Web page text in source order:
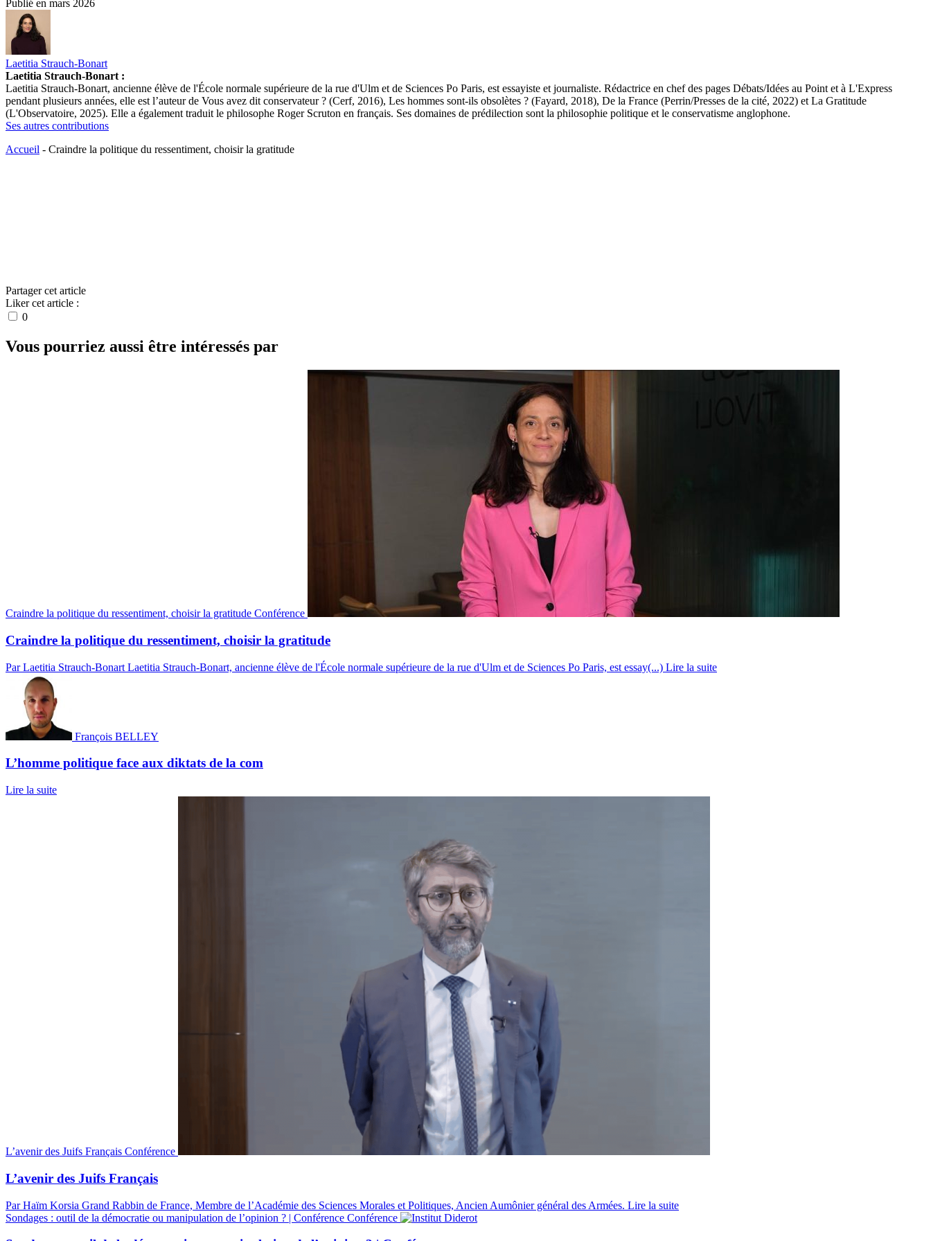
Publié en mars 2026
Laetitia Strauch-Bonart
Laetitia Strauch-Bonart :
Laetitia Strauch-Bonart, ancienne élève de l'École normale supérieure de la rue d'Ulm et de Sciences Po Paris, est essayiste et journaliste. Rédactrice en chef des pages Débats/Idées au Point et à L'Express
pendant plusieurs années, elle est l’auteur de Vous avez dit conservateur ? (Cerf, 2016), Les hommes sont-ils obsolètes ? (Fayard, 2018), De la France (Perrin/Presses de la cité, 2022) et La Gratitude
(L'Observatoire, 2025). Elle a également traduit le philosophe Roger Scruton en français. Ses domaines de prédilection sont la philosophie politique et le conservatisme anglophone.
Ses autres contributions
Accueil - Craindre la politique du ressentiment, choisir la gratitude
Partager cet article
Liker cet article :
0
Vous pourriez aussi être intéressés par
Craindre la politique du ressentiment, choisir la gratitude Conférence
Craindre la politique du ressentiment, choisir la gratitude
Par Laetitia Strauch-Bonart Laetitia Strauch-Bonart, ancienne élève de l'École normale supérieure de la rue d'Ulm et de Sciences Po Paris, est essay(...) Lire la suite
François BELLEY
L’homme politique face aux diktats de la com
Lire la suite
L’avenir des Juifs Français Conférence
L’avenir des Juifs Français
Par Haïm Korsia Grand Rabbin de France, Membre de l’Académie des Sciences Morales et Politiques, Ancien Aumônier général des Armées. Lire la suite
Sondages : outil de la démocratie ou manipulation de l’opinion ? | Conférence Conférence